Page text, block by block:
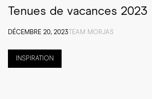
Tenues de vacances 2023
DÉCEMBRE 20, 2023 TEAM MORJAS
INSPIRATION